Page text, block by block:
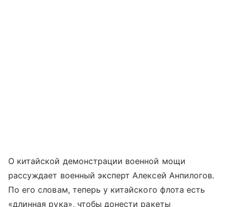
О китайской демонстрации военной мощи
рассуждает военный эксперт Алексей Анпилогов.
По его словам, теперь у китайского флота есть
«длинная рука», чтобы донести ракеты